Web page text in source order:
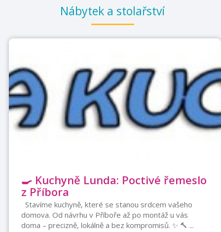
Nábytek a stolařství
🍳 Kuchyně Lunda: Poctivé řemeslo
z Příbora
Stavíme kuchyně, které se stanou srdcem vašeho
domova. Od návrhu v Příboře až po montáž u vás
doma – precizně, lokálně a bez kompromisů. ✨ 🔨 ...